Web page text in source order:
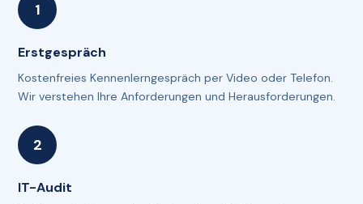
Erstgespräch
Kostenfreies Kennenlerngespräch per Video oder Telefon.
Wir verstehen Ihre Anforderungen und Herausforderungen.
IT-Audit